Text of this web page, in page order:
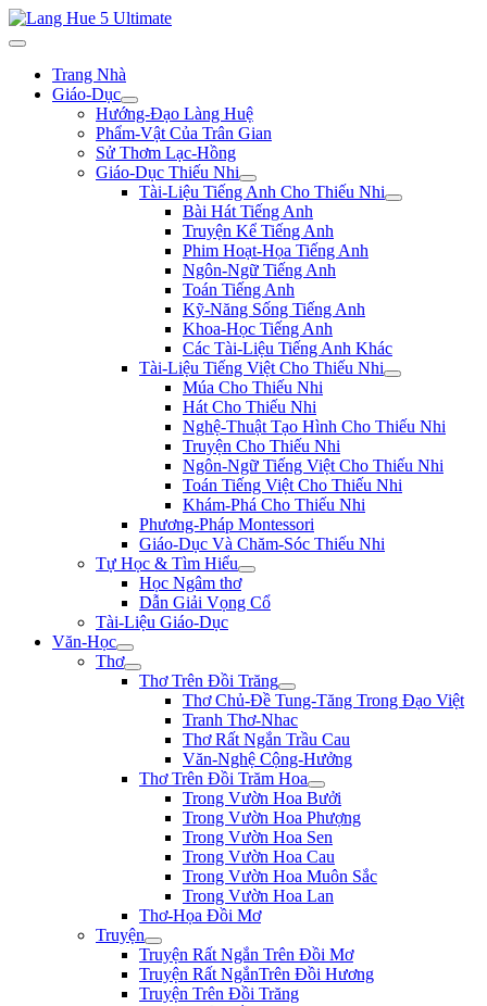
Trang Nhà
Giáo-Dục
Hướng-Đạo Làng Huệ
Phẩm-Vật Của Trân Gian
Sử Thơm Lạc-Hồng
Giáo-Dục Thiếu Nhi
Tài-Liệu Tiếng Anh Cho Thiếu Nhi
Bài Hát Tiếng Anh
Truyện Kể Tiếng Anh
Phim Hoạt-Họa Tiếng Anh
Ngôn-Ngữ Tiếng Anh
Toán Tiếng Anh
Kỹ-Năng Sống Tiếng Anh
Khoa-Học Tiếng Anh
Các Tài-Liệu Tiếng Anh Khác
Tài-Liệu Tiếng Việt Cho Thiếu Nhi
Múa Cho Thiếu Nhi
Hát Cho Thiếu Nhi
Nghệ-Thuật Tạo Hình Cho Thiếu Nhi
Truyện Cho Thiếu Nhi
Ngôn-Ngữ Tiếng Việt Cho Thiếu Nhi
Toán Tiếng Việt Cho Thiếu Nhi
Khám-Phá Cho Thiếu Nhi
Phương-Pháp Montessori
Giáo-Dục Và Chăm-Sóc Thiếu Nhi
Tự Học & Tìm Hiểu
Học Ngâm thơ
Dẫn Giải Vọng Cổ
Tài-Liệu Giáo-Dục
Văn-Học
Thơ
Thơ Trên Đồi Trăng
Thơ Chủ-Đề Tung-Tăng Trong Đạo Việt
Tranh Thơ-Nhac
Thơ Rất Ngắn Trầu Cau
Văn-Nghệ Cộng-Hưởng
Thơ Trên Đồi Trăm Hoa
Trong Vườn Hoa Bưởi
Trong Vườn Hoa Phượng
Trong Vườn Hoa Sen
Trong Vườn Hoa Cau
Trong Vườn Hoa Muôn Sắc
Trong Vườn Hoa Lan
Thơ-Họa Đồi Mơ
Truyện
Truyện Rất Ngắn Trên Đồi Mơ
Truyện Rất NgắnTrên Đồi Hương
Truyện Trên Đồi Trăng